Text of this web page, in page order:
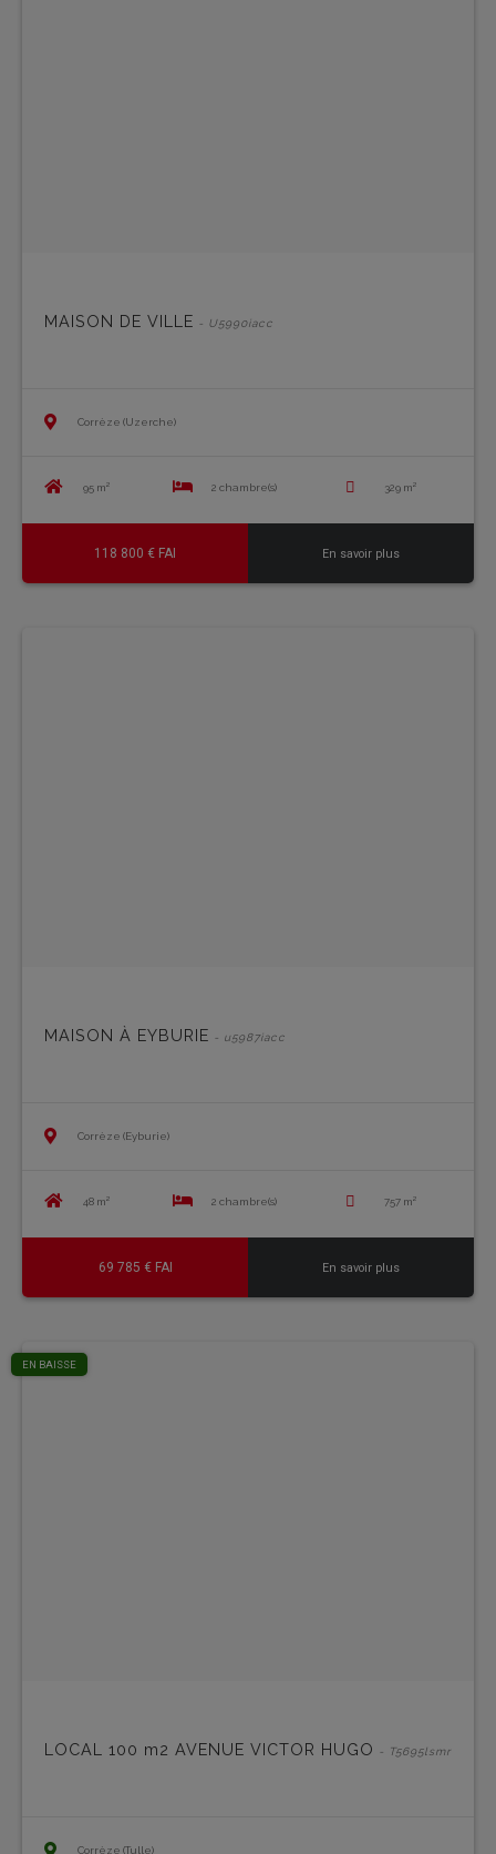
MAISON DE VILLE - U5990iacc
Corrèze (Uzerche)
95 m² 2 chambre(s) 329 m²
118 800 € FAI En savoir plus
MAISON À EYBURIE - u5987iacc
Corrèze (Eyburie)
48 m² 2 chambre(s) 757 m²
69 785 € FAI En savoir plus
EN BAISSE
LOCAL 100 m2 AVENUE VICTOR HUGO - T5695lsmr
Corrèze (Tulle)